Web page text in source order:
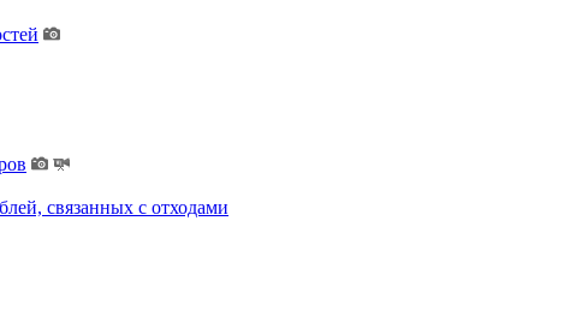
связанных с отходами